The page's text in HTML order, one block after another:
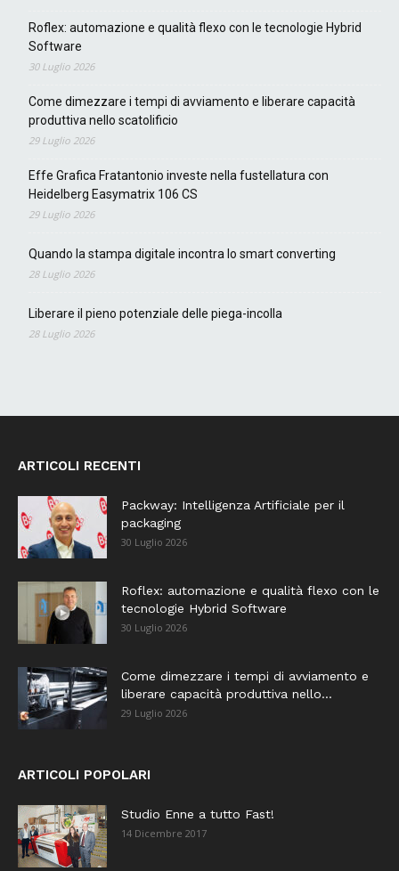
Roflex: automazione e qualità flexo con le tecnologie Hybrid
Software
30 Luglio 2026
Come dimezzare i tempi di avviamento e liberare capacità
produttiva nello scatolificio
29 Luglio 2026
Effe Grafica Fratantonio investe nella fustellatura con
Heidelberg Easymatrix 106 CS
29 Luglio 2026
Quando la stampa digitale incontra lo smart converting
28 Luglio 2026
Liberare il pieno potenziale delle piega-incolla
28 Luglio 2026
ARTICOLI RECENTI
Packway: Intelligenza Artificiale per il
packaging
30 Luglio 2026
Roflex: automazione e qualità flexo con le
tecnologie Hybrid Software
30 Luglio 2026
Come dimezzare i tempi di avviamento e
liberare capacità produttiva nello...
29 Luglio 2026
ARTICOLI POPOLARI
Studio Enne a tutto Fast!
14 Dicembre 2017